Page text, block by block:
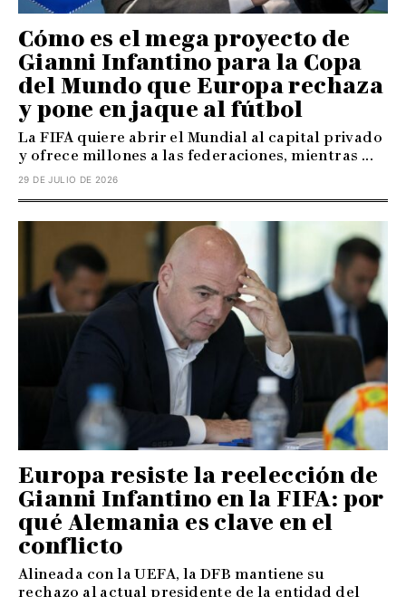
Cómo es el mega proyecto de
Gianni Infantino para la Copa
del Mundo que Europa rechaza
y pone en jaque al fútbol
La FIFA quiere abrir el Mundial al capital privado
y ofrece millones a las federaciones, mientras ...
29 DE JULIO DE 2026
Europa resiste la reelección de
Gianni Infantino en la FIFA: por
qué Alemania es clave en el
conflicto
Alineada con la UEFA, la DFB mantiene su
rechazo al actual presidente de la entidad del